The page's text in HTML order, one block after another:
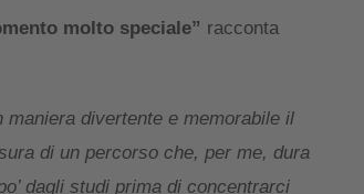
molto speciale” racconta
divertente e memorabile il
di un percorso che, per me, dura
dagli studi prima di concentrarci